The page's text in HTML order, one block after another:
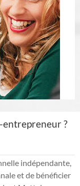
?
indépendante,
et de bénéficier